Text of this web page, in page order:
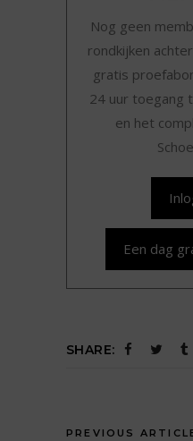
Nog geen
rondkijken
gratis
24 uur toegang
en het
Een dag
SHARE:
PREVIOUS